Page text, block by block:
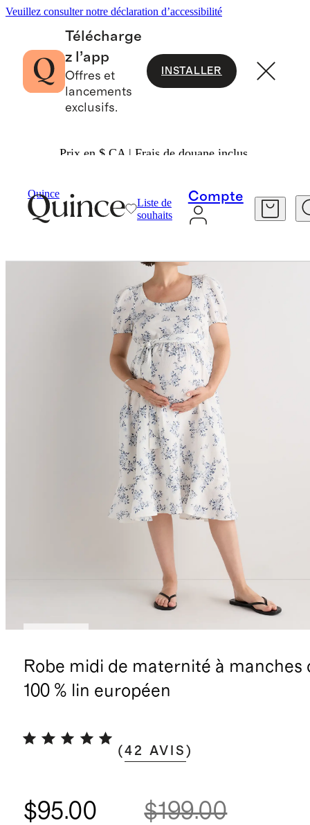
Veuillez consulter notre déclaration d’accessibilité
Télécharge
z l’app
Offres et
lancements
exclusifs.
INSTALLER
Prix en $ CA | Frais de douane inclus.
Quince
Liste de
souhaits
Compte
Robe midi de maternité à manches
100 % lin européen
(42 AVIS )
$95.00 $199.00